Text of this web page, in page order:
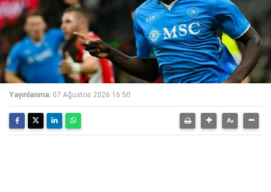
Yayınlanma: 07 Ağustos 2026 16:50